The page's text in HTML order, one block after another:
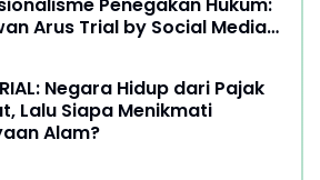
Penegakan Hukum:
Arus Trial by Social Media
Negara Hidup dari Pajak
Lalu Siapa Menikmati
Alam?